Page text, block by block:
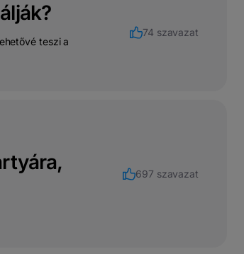
teszi a
74 szavazat
697 szavazat